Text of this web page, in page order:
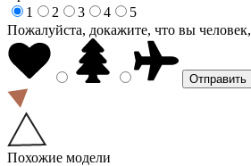
1
2 3 4
5
Пожалуйста, докажите, что вы
Похожие модели